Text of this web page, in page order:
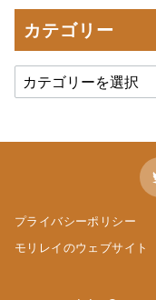
カテゴリー
プライバシーポリシー
モリレイのウェブサイト